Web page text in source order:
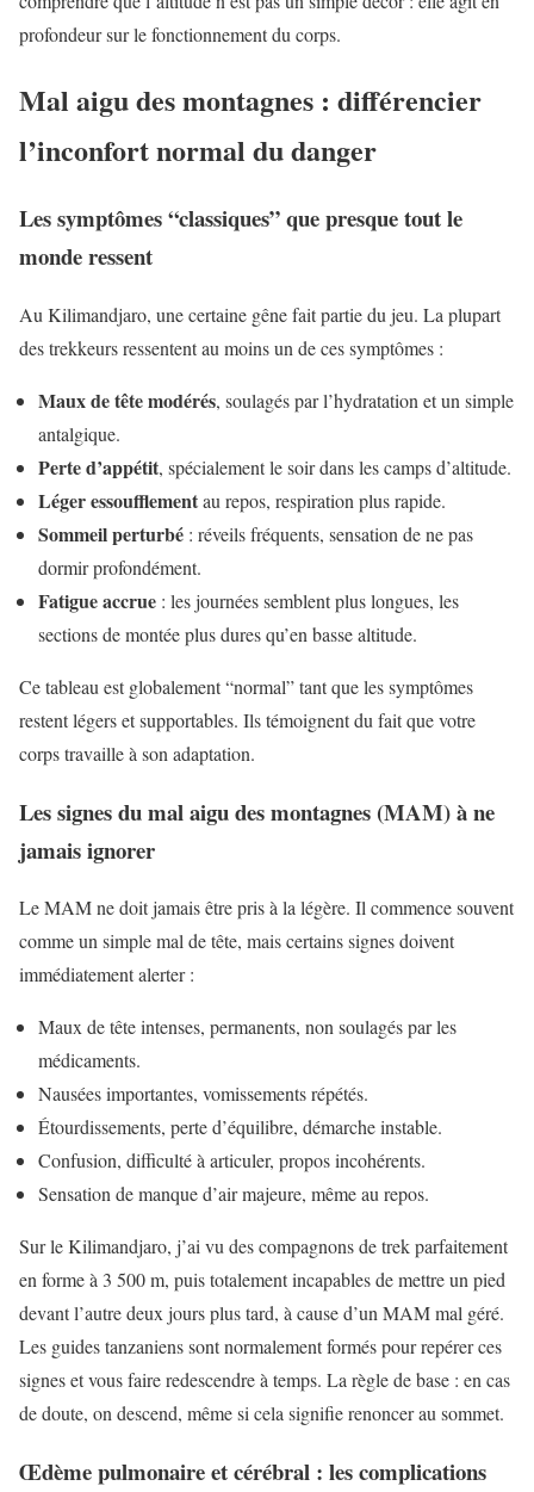
profondeur sur le fonctionnement du corps.
Mal aigu des montagnes : différencier
l’inconfort normal du danger
Les symptômes “classiques” que presque tout le
monde ressent
Au Kilimandjaro, une certaine gêne fait partie du jeu. La plupart
des trekkeurs ressentent au moins un de ces symptômes :
Maux de tête modérés, soulagés par l’hydratation et un simple
antalgique.
Perte d’appétit, spécialement le soir dans les camps d’altitude.
Léger essoufflementau repos, respiration plus rapide.
Sommeil perturbé : réveils fréquents, sensation de ne pas
dormir profondément.
Fatigue accrue : les journées semblent plus longues, les
sections de montée plus dures qu’en basse altitude.
Ce tableau est globalement “normal” tant que les symptômes
restent légers et supportables. Ils témoignent du fait que votre
corps travaille à son adaptation.
Les signes du mal aigu des montagnes (MAM) à ne
jamais ignorer
Le MAM ne doit jamais être pris à la légère. Il commence souvent
comme un simple mal de tête, mais certains signes doivent
immédiatement alerter :
Maux de tête intenses, permanents, non soulagés par les
médicaments.
Nausées importantes, vomissements répétés.
Étourdissements, perte d’équilibre, démarche instable.
Confusion, difficulté à articuler, propos incohérents.
Sensation de manque d’air majeure, même au repos.
Sur le Kilimandjaro, j’ai vu des compagnons de trek parfaitement
en forme à 3 500 m, puis totalement incapables de mettre un pied
devant l’autre deux jours plus tard, à cause d’un MAM mal géré.
Les guides tanzaniens sont normalement formés pour repérer ces
signes et vous faire redescendre à temps. La règle de base : en cas
de doute, on descend, même si cela signifie renoncer au sommet.
Œdème pulmonaire et cérébral : les complications